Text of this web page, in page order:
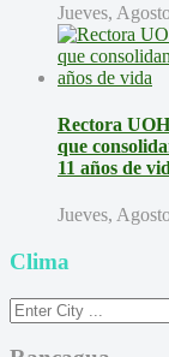
Jueves,
Rectora
que
11 años de
Jueves,
Clima